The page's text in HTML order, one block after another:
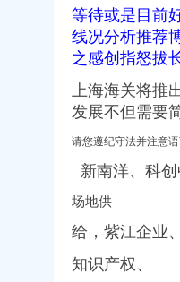
）股吧_东方财富网股吧
财富保税写字楼】-浦东陆
智库文档
港股市|香港海关_凤凰
-兰州搜狐焦点网
行理财产品行业竞争格局
关对面,远洋财富中
平米-保山爱问分类
任！-家居装饰-时空网
搜狐财经
iphone6-财经-
等待或是目前
线况分析推荐
之感创指怒拔
上海海关将推
发展不但需要
请您遵纪守法并注意
新南洋、科
场地供
给，紫江企业
知识产权、